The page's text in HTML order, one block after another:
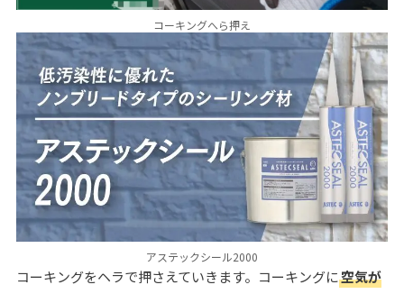
コーキングへら押え
アステックシール2000
コーキングをヘラで押さえていきます。コーキングに空気が